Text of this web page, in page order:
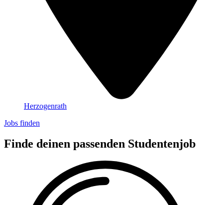
Herzogenrath
Jobs finden
Finde deinen passenden Studentenjob